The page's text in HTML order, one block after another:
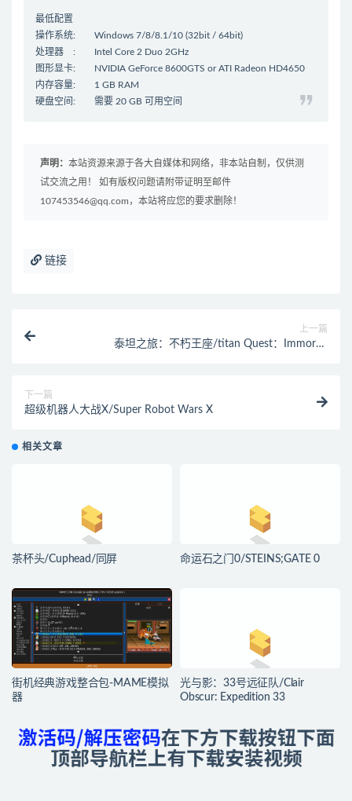
最低配置
操作系统: Windows 7/8/8.1/10 (32bit / 64bit)
处理器 : Intel Core 2 Duo 2GHz
图形显卡: NVIDIA GeForce 8600GTS or ATI Radeon HD4650
内存容量: 1 GB RAM
硬盘空间: 需要 20 GB 可用空间
声明： 本站资源来源于各大自媒体和网络，非本站自制，仅供测
试交流之用！ 如有版权问题请附带证明至邮件
107453546@qq.com，本站将应您的要求删除！
链接
上一篇
泰坦之旅：不朽王座/titan Quest：Immortal
下一篇
超级机器人大战X/Super Robot Wars X
相关文章
茶杯头/Cuphead/同屏 命运石之门0/STEINS;GATE 0
街机经典游戏整合包-MAME模拟
器
光与影：33号远征队/Clair
Obscur: Expedition 33